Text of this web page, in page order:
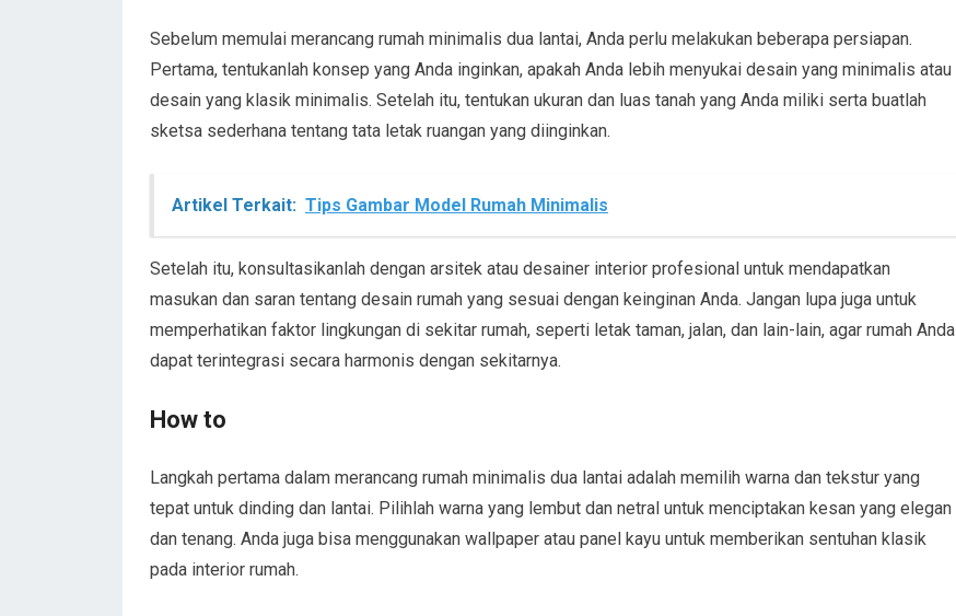
Sebelum memulai merancang rumah minimalis dua lantai, Anda perlu melakukan beberapa persiapan.
Pertama, tentukanlah konsep yang Anda inginkan, apakah Anda lebih menyukai desain yang minimalis atau
desain yang klasik minimalis. Setelah itu, tentukan ukuran dan luas tanah yang Anda miliki serta buatlah
sketsa sederhana tentang tata letak ruangan yang diinginkan.
Artikel Terkait: Tips Gambar Model Rumah Minimalis
Setelah itu, konsultasikanlah dengan arsitek atau desainer interior profesional untuk mendapatkan
masukan dan saran tentang desain rumah yang sesuai dengan keinginan Anda. Jangan lupa juga untuk
memperhatikan faktor lingkungan di sekitar rumah, seperti letak taman, jalan, dan lain-lain, agar rumah Anda
dapat terintegrasi secara harmonis dengan sekitarnya.
How to
Langkah pertama dalam merancang rumah minimalis dua lantai adalah memilih warna dan tekstur yang
tepat untuk dinding dan lantai. Pilihlah warna yang lembut dan netral untuk menciptakan kesan yang elegan
dan tenang. Anda juga bisa menggunakan wallpaper atau panel kayu untuk memberikan sentuhan klasik
pada interior rumah.